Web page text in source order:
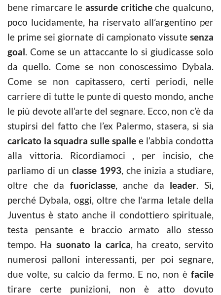
bene rimarcare le assurde criticheche qualcuno,
poco lucidamente, ha riservato all’argentino per
le prime sei giornate di campionato vissute senza
goal. Come se un attaccante lo si giudicasse solo
da quello. Come se non conoscessimo Dybala.
Come se non capitassero, certi periodi, nelle
carriere di tutte le punte di questo mondo, anche
le più devote all’arte del segnare. Ecco, non c’è da
stupirsi del fatto che l’ex Palermo, stasera, si sia
caricato la squadra sulle spalle e l’abbia condotta
alla vittoria. Ricordiamoci , per incisio, che
parliamo di un classe 1993, che inizia a studiare,
oltre che da fuoriclasse, anche da leader. Sì,
perché Dybala, oggi, oltre che l’arma letale della
Juventus è stato anche il condottiero spirituale,
testa pensante e braccio armato allo stesso
tempo. Ha suonato la carica, ha creato, servito
numerosi palloni interessanti, per poi segnare,
due volte, su calcio da fermo. E no, non è facile
tirare certe punizioni, non è atto dovuto